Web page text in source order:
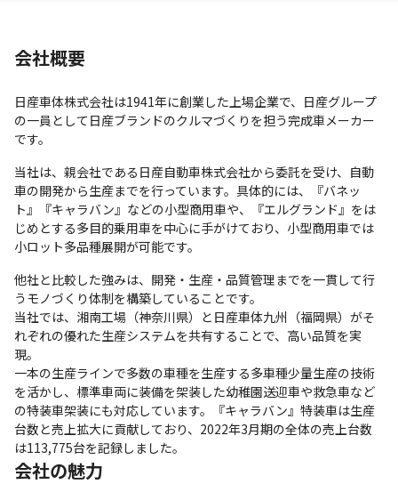
会社概要
日産車体株式会社は1941年に創業した上場企業で、日産グループ
の一員として日産ブランドのクルマづくりを担う完成車メーカー
です。
当社は、親会社である日産自動車株式会社から委託を受け、自動
車の開発から生産までを行っています。具体的には、『バネッ
ト』『キャラバン』などの小型商用車や、『エルグランド』をは
じめとする多目的乗用車を中心に手がけており、小型商用車では
小ロット多品種展開が可能です。
他社と比較した強みは、開発・生産・品質管理までを一貫して行
うモノづくり体制を構築していることです。
当社では、湘南工場（神奈川県）と日産車体九州（福岡県）がそ
れぞれの優れた生産システムを共有することで、高い品質を実
現。
一本の生産ラインで多数の車種を生産する多車種少量生産の技術
を活かし、標準車両に装備を架装した幼稚園送迎車や救急車など
の特装車架装にも対応しています。『キャラバン』特装車は生産
台数と売上拡大に貢献しており、2022年3月期の全体の売上台数
は113,775台を記録しました。
会社の魅力